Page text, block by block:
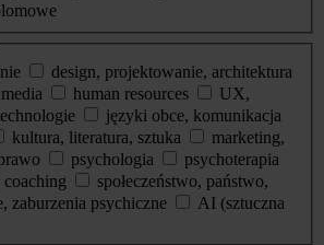
design, projektowanie, architektura
human resources
UX,
języki obce, komunikacja
kultura, literatura, sztuka
marketing,
psychologia
psychoterapia
społeczeństwo, państwo,
zaburzenia psychiczne
AI (sztuczna